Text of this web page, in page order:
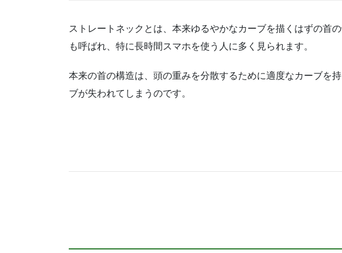
ストレートネックとは、本来ゆるやかなカーブを描くはずの首
も呼ばれ、特に長時間スマホを使う人に多く見られます。
本来の首の構造は、頭の重みを分散するために適度なカーブを
ブが失われてしまうのです。